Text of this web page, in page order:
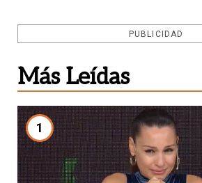
PUBLICIDAD
Más Leídas
1